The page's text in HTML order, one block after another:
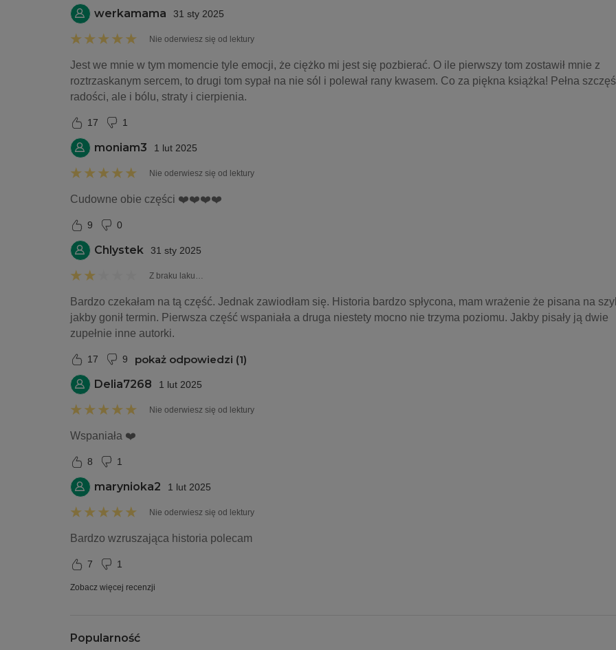
werkamama 31 sty 2025
Nie oderwiesz się od lektury
Jest we mnie w tym momencie tyle emocji, że ciężko mi jest się pozbierać. O ile pierwszy tom zostawił mnie z
roztrzaskanym sercem, to drugi tom sypał na nie sól i polewał rany kwasem. Co za piękna książka! Pełna
radości, ale i bólu, straty i cierpienia.
17 1
moniam3 1 lut 2025
Nie oderwiesz się od lektury
Cudowne obie części ❤️❤️❤️❤️
9 0
Chlystek 31 sty 2025
Z braku laku…
Bardzo czekałam na tą część. Jednak zawiodłam się. Historia bardzo spłycona, mam wrażenie że pisana na
jakby gonił termin. Pierwsza część wspaniała a druga niestety mocno nie trzyma poziomu. Jakby pisały ją dwie
zupełnie inne autorki.
17 9
pokaż odpowiedzi (1)
Delia7268
1 lut 2025
Nie oderwiesz się od lektury
Wspaniała ❤️
8 1
marynioka2 1 lut 2025
Nie oderwiesz się od lektury
Bardzo wzruszająca historia polecam
7 1
Zobacz więcej recenzji
Popularność